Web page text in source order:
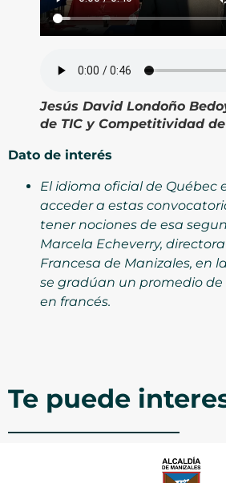
Jesús David Londoño
de TIC y Competitividad
Dato de interés
El idioma oficial de Québec
acceder a estas
tener nociones de esa
Marcela Echeverry,
Francesa de Manizales, en
se gradúan un promedio de
en francés.
Te puede